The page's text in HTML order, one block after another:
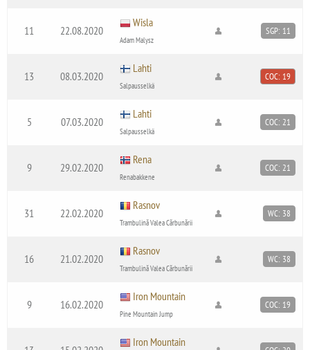
11 22.08.2020
Wisla
Adam Malysz
SGP: 11
13 08.03.2020
Lahti
Salpausselkä
COC: 19
5 07.03.2020
Lahti
Salpausselkä
COC: 21
9 29.02.2020
Rena
Renabakkene
COC: 21
31 22.02.2020
Rasnov
Trambulină Valea Cărbunării
WC: 38
16 21.02.2020
Rasnov
Trambulină Valea Cărbunării
WC: 38
9 16.02.2020
Iron Mountain
Pine Mountain Jump
COC: 19
Iron Mountain